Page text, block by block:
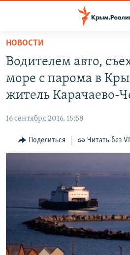
Вернуться
основному
содержанию
Вернутся
главной
навигации
Вернутся
СПЕЦПРОЕКТЫ
11 ЛЕТ ОККУПАЦИИ КРЫМА. 11
ВОДА
ЕЩЕ
ИНТЕРАКТИВ
ТЕЛЕПРОЕКТ КРЫМ.РЕАЛИИ
СОВЕТЫ ПРАВОЗАЩИТНИКОВ
ПРОПАВШИЕ БЕЗ ВЕСТИ
ПОБЕДИТЕЛЕЙ НЕ СУДЯТ?
КРЫМ.НЕПОКОРЕННЫЙ
РАДІО СВОБОДА
Qırımtatar
ПРИСОЕДИНЯЙТЕСЬ!
НОВОСТИ
Водителем авто,
море с парома в
житель Карачаево-
16 сентября 2016, 15:58
Поделиться Читать без